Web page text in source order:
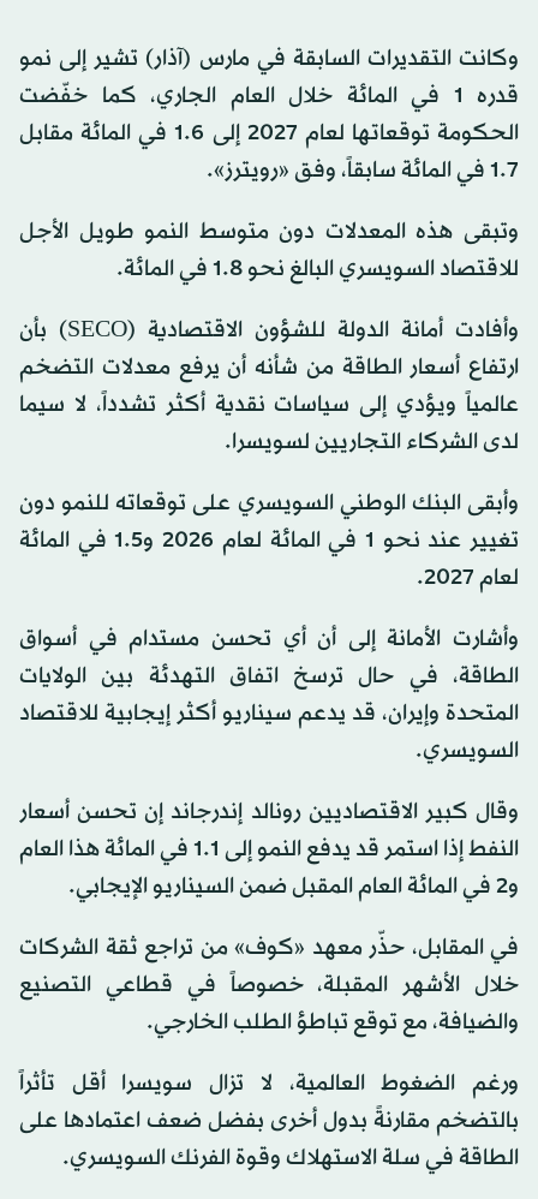
وكانت التقديرات السابقة في مارس (آذار) تشير إلى نمو
قدره 1 في المائة خلال العام الجاري، كما خفّضت
الحكومة توقعاتها لعام 2027 إلى 1.6 في المائة مقابل
1.7 في المائة سابقاً، وفق «رويترز».
وتبقى هذه المعدلات دون متوسط النمو طويل الأجل
للاقتصاد السويسري البالغ نحو 1.8 في المائة.
وأفادت أمانة الدولة للشؤون الاقتصادية (SECO) بأن
ارتفاع أسعار الطاقة من شأنه أن يرفع معدلات التضخم
عالمياً ويؤدي إلى سياسات نقدية أكثر تشدداً، لا سيما
لدى الشركاء التجاريين لسويسرا.
وأبقى البنك الوطني السويسري على توقعاته للنمو دون
تغيير عند نحو 1 في المائة لعام 2026 و1.5 في المائة
لعام 2027.
وأشارت الأمانة إلى أن أي تحسن مستدام في أسواق
الطاقة، في حال ترسخ اتفاق التهدئة بين الولايات
المتحدة وإيران، قد يدعم سيناريو أكثر إيجابية للاقتصاد
السويسري.
وقال كبير الاقتصاديين رونالد إندرجاند إن تحسن أسعار
النفط إذا استمر قد يدفع النمو إلى 1.1 في المائة هذا العام
و2 في المائة العام المقبل ضمن السيناريو الإيجابي.
في المقابل، حذّر معهد «كوف» من تراجع ثقة الشركات
خلال الأشهر المقبلة، خصوصاً في قطاعي التصنيع
والضيافة، مع توقع تباطؤ الطلب الخارجي.
ورغم الضغوط العالمية، لا تزال سويسرا أقل تأثراً
بالتضخم مقارنةً بدول أخرى بفضل ضعف اعتمادها على
الطاقة في سلة الاستهلاك وقوة الفرنك السويسري.